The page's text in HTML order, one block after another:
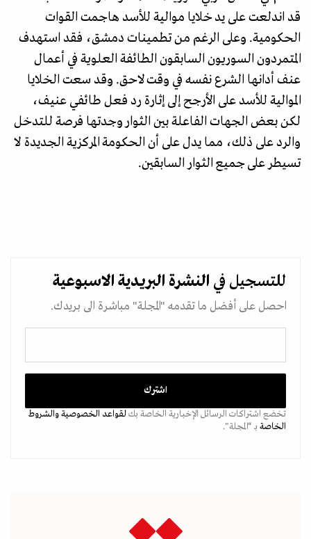
قد اندلعت على يد خلايا موالية للأسد هاجمت القوات
الحكومية. وعلى الرغم من تطمينات دمشق، فقد استهدف
المتمردون السوريون السابقون الطائفة العلوية في أعمال
عنف أدانها الشرع نفسه في وقت لاحق. وقد سعت الخلايا
الموالية للأسد على الأرجح إلى إثارة رد فعل طائفي عنيف،
لكن بعض الجهات الفاعلة بين الثوار وجدتها فرصة للتدخل
والرد على ذلك، مما يدل على أن الحكومة المركزية الجديدة لا
تسيطر على جميع الثوار السابقين.
للتسجيل في النشرة البريدية الاسبوعية
احصل على أفضل ما تقدمه "المجلة" مباشرة الى بريدك.
تخضع اشتراكات الرسائل الإخبارية الخاصة بكلقواعد الخصوصيةوالشروط
الخاصة بـ “المجلة".